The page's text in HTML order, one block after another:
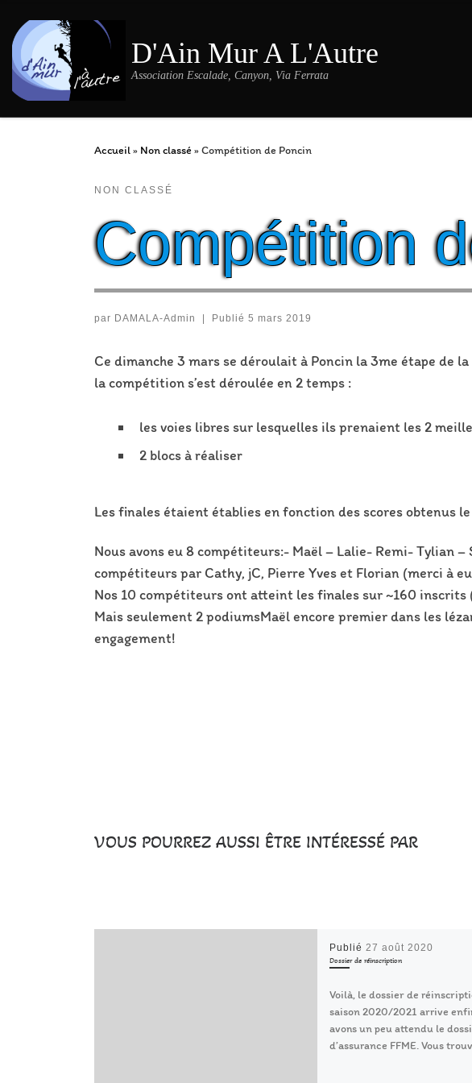
Passer au contenu
D'Ain Mur A L'Autre
Association Escalade, Canyon, Via Ferrata
Accueil » Non classé»Compétition de Poncin
NON CLASSÉ
Compétition
par DAMALA-Admin Publié 5 mars 2019
Ce dimanche 3 mars se déroulait à Poncin la 3me étape de
la compétition s’est déroulée en 2 temps :
les voies libres sur lesquelles ils prenaient les 2
2 blocs à réaliser
Les finales étaient établies en fonction des scores obtenus
Nous avons eu 8 compétiteurs:- Maël – Lalie- Remi- Tylian
compétiteurs par Cathy, jC, Pierre Yves et Florian (merci à
Nos 10 compétiteurs ont atteint les finales sur ~160 inscrits
Mais seulement 2 podiumsMaël encore premier dans les
engagement!
VOUS POURREZ AUSSI ÊTRE INTÉRESSÉ PAR
Publié 27 août 2020
Dossier de réinscription
Voilà, le dossier de
saison 2020/2021 arrive
avons un peu attendu le
d’assurance FFME. Vous